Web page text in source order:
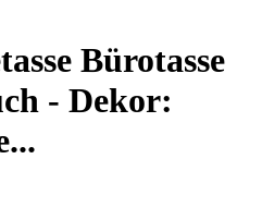
Bürotasse
- Dekor: